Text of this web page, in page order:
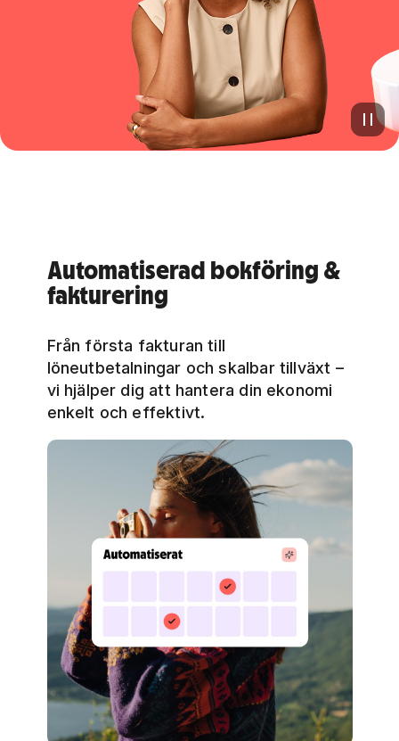
Automatiserad bokföring &
fakturering
Från första fakturan till
löneutbetalningar och skalbar tillväxt –
vi hjälper dig att hantera din ekonomi
enkelt och effektivt.